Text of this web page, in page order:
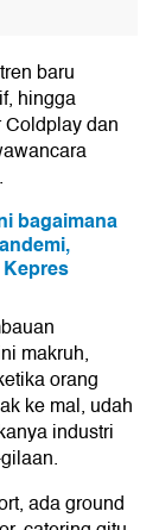
baru
hingga
dan
bagaimana
makruh,
orang
ke mal, udah
industri
ada ground